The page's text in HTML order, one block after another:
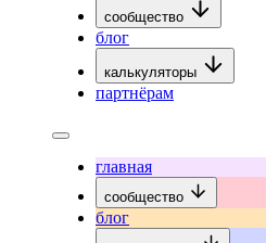
сообщество
блог
калькуляторы
партнёрам
главная
сообщество
блог